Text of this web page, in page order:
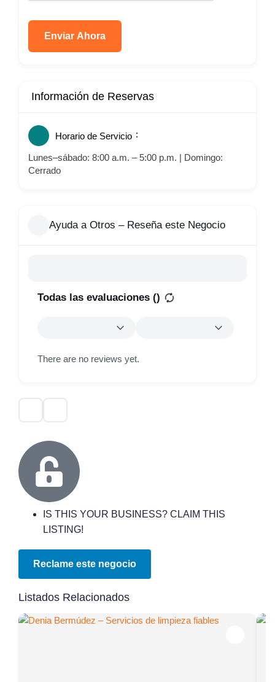
Enviar Ahora
Información de Reservas
Horario de Servicio
Lunes–sábado: 8:00 a.m. – 5:00 p.m. | Domingo:
Cerrado
Ayuda a Otros – Reseña este Negocio
Todas las evaluaciones ()
There are no reviews yet.
IS THIS YOUR BUSINESS? CLAIM THIS
LISTING!
Reclame este negocio
Listados Relacionados